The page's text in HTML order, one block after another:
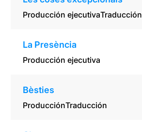
Producción ejecutivaTraducción
La Presència
Producción ejecutiva
Bèsties
ProducciónTraducción